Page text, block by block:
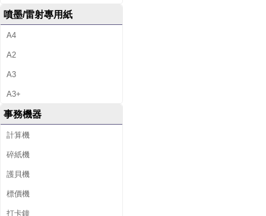
噴墨/雷射專用紙
A4
A2
A3
A3+
事務機器
計算機
碎紙機
護貝機
標價機
打卡鐘